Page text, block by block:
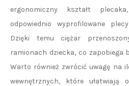
ergonomiczny kształt
odpowiednio wyprofilowane
Dzięki temu ciężar
ramionach dziecka, co zapobiega
Warto również zwrócić uwagę na
wewnętrznych, które ułatwiają